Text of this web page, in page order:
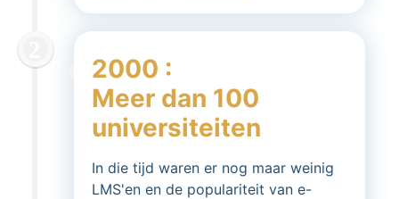
2000 :
Meer dan 100
universiteiten
In die tijd waren er nog maar weinig
LMS'en en de populariteit van e-